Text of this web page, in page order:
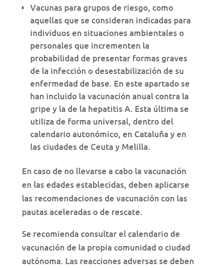
Vacunas para grupos de riesgo, como
aquellas que se consideran indicadas para
individuos en situaciones ambientales o
personales que incrementen la
probabilidad de presentar formas graves
de la infección o desestabilización de su
enfermedad de base. En este apartado se
han incluido la vacunación anual contra la
gripe y la de la hepatitis A. Esta última se
utiliza de forma universal, dentro del
calendario autonómico, en Cataluña y en
las ciudades de Ceuta y Melilla.
En caso de no llevarse a cabo la vacunación
en las edades establecidas, deben aplicarse
las recomendaciones de vacunación con las
pautas aceleradas o de rescate.
Se recomienda consultar el calendario de
vacunación de la propia comunidad o ciudad
autónoma. Las reacciones adversas se deben